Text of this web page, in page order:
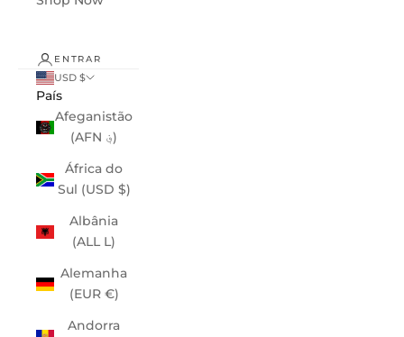
ENTRAR
USD $
País
Afeganistão
(AFN ؋)
África do
Sul (USD $)
Albânia
(ALL L)
Alemanha
(EUR €)
Andorra